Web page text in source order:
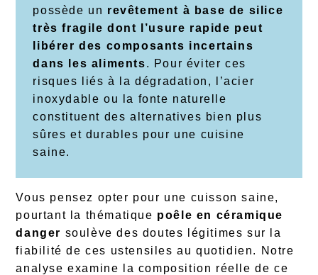
possède un revêtement à base de silice
très fragile dont l’usure rapide peut
libérer des composants incertains
dans les aliments. Pour éviter ces
risques liés à la dégradation, l’acier
inoxydable ou la fonte naturelle
constituent des alternatives bien plus
sûres et durables pour une cuisine
saine.
Vous pensez opter pour une cuisson saine,
pourtant la thématique poêle en céramique
danger soulève des doutes légitimes sur la
fiabilité de ces ustensiles au quotidien. Notre
analyse examine la composition réelle de ce